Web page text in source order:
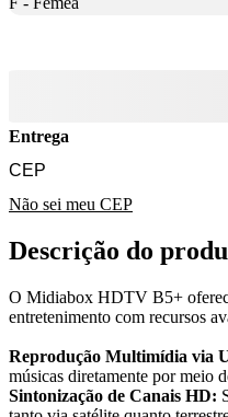
Entrega
Não sei meu CEP
Descrição do
O Midiabox HDTV B5+
entretenimento com recursos
Reprodução Multimídia via
músicas diretamente por meio
Sintonização de Canais HD: